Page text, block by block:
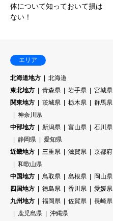
体について知っておいて損は
ない！
エリア
北海道地方
北海道
東北地方
青森県 岩手県 宮城県
関東地方
茨城県 栃木県 群馬県
神奈川県
中部地方
新潟県 富山県 石川県
静岡県
愛知県
近畿地方
三重県 滋賀県 京都府
和歌山県
中国地方
鳥取県 島根県 岡山県
四国地方
徳島県 香川県 愛媛県
九州地方
福岡県 佐賀県 長崎県
鹿児島県
沖縄県